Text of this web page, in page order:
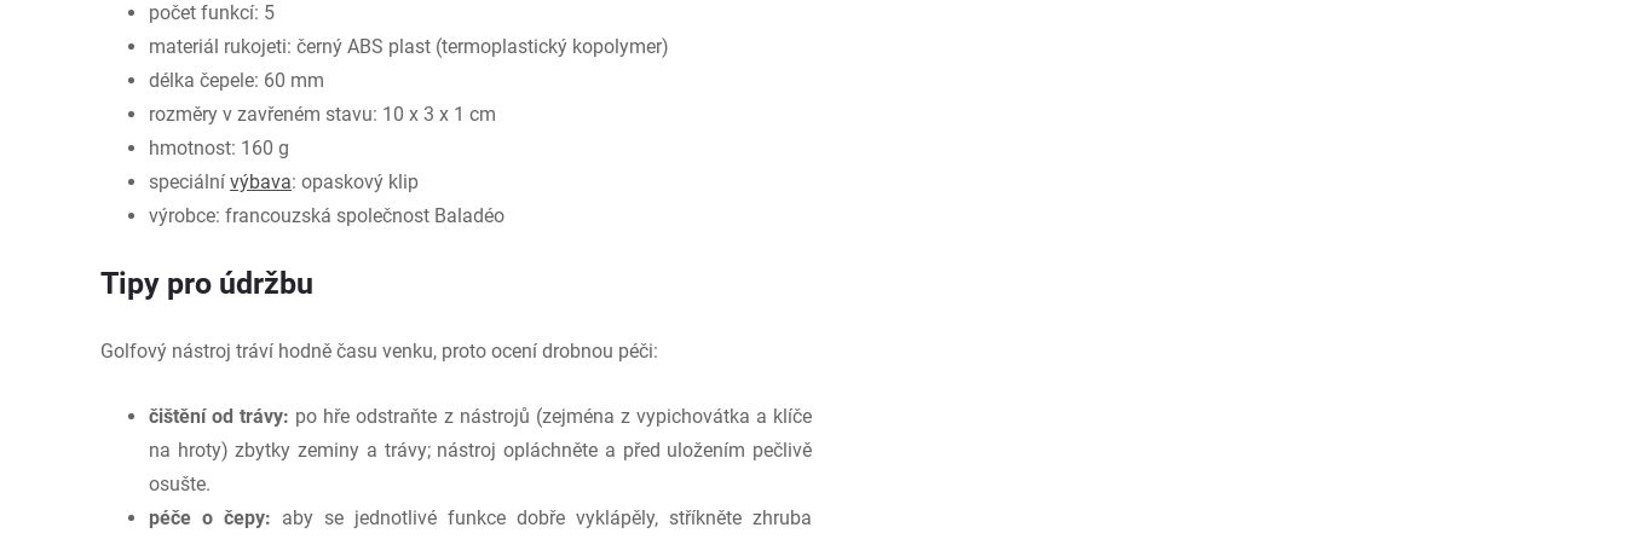
počet funkcí: 5
materiál rukojeti: černý ABS plast (termoplastický kopolymer)
délka čepele: 60 mm
rozměry v zavřeném stavu: 10 x 3 x 1 cm
hmotnost: 160 g
speciální výbava: opaskový klip
výrobce: francouzská společnost Baladéo
Tipy pro údržbu
Golfový nástroj tráví hodně času venku, proto ocení drobnou péči:
čištění od trávy: po hře odstraňte z nástrojů (zejména z vypichovátka a klíče
na hroty) zbytky zeminy a trávy; nástroj opláchněte a před uložením pečlivě
osušte.
péče o čepy: aby se jednotlivé funkce dobře vyklápěly, stříkněte zhruba